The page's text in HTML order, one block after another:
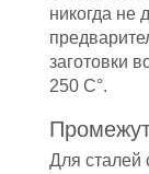
никогда не
заготовки
250 C°.
Для сталей